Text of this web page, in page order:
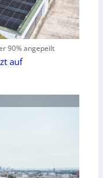
90% angepeilt
auf